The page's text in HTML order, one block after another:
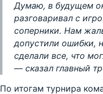
Думаю, в будущем
разговаривал с
соперники. Нам
допустили ошибки,
сделали все, что
— сказал главный
По итогам турнира